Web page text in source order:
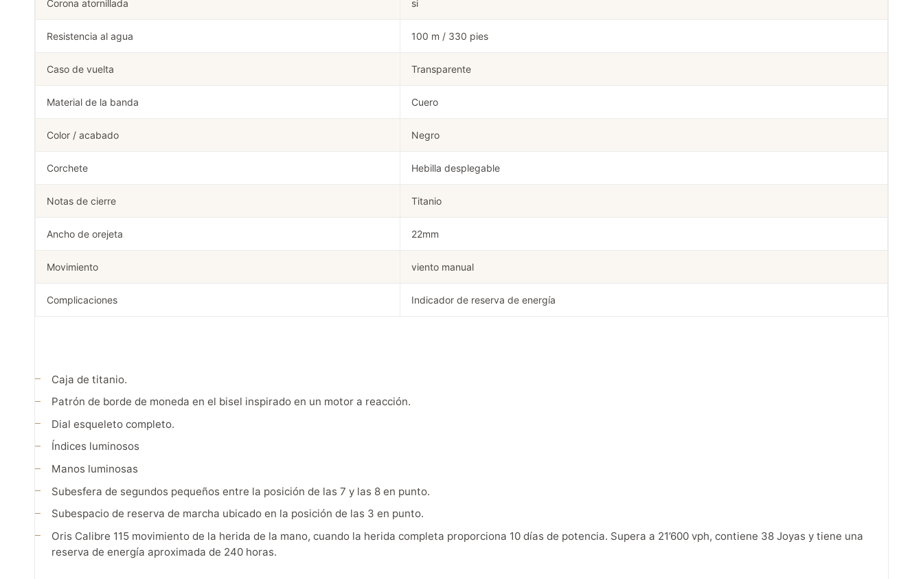
Corona atornillada si
Resistencia al agua 100 m / 330 pies
Caso de vuelta Transparente
Material de la banda Cuero
Color / acabado Negro
Corchete Hebilla desplegable
Notas de cierre Titanio
Ancho de orejeta 22mm
Movimiento viento manual
Complicaciones Indicador de reserva de energía
Caja de titanio.
Patrón de borde de moneda en el bisel inspirado en un motor a reacción.
Dial esqueleto completo.
Índices luminosos
Manos luminosas
Subesfera de segundos pequeños entre la posición de las 7 y las 8 en punto.
Subespacio de reserva de marcha ubicado en la posición de las 3 en punto.
Oris Calibre 115 movimiento de la herida de la mano, cuando la herida completa proporciona 10 días de potencia. Supera a 21’600 vph, contiene 38 Joyas y tiene una
reserva de energía aproximada de 240 horas.